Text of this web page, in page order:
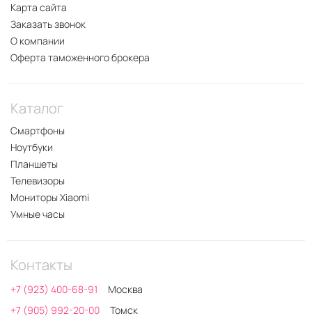
Карта сайта
Заказать звонок
О компании
Оферта таможенного брокера
Каталог
Смартфоны
Ноутбуки
Планшеты
Телевизоры
Мониторы Xiaomi
Умные часы
Контакты
+7 (923) 400-68-91
Москва
+7 (905) 992-20-00
Томск